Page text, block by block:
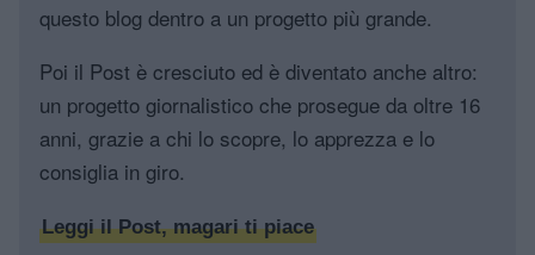
questo blog dentro a un progetto più grande.
Poi il Post è cresciuto ed è diventato anche altro:
un progetto giornalistico che prosegue da oltre 16
anni, grazie a chi lo scopre, lo apprezza e lo
consiglia in giro.
Leggi il Post, magari ti piace